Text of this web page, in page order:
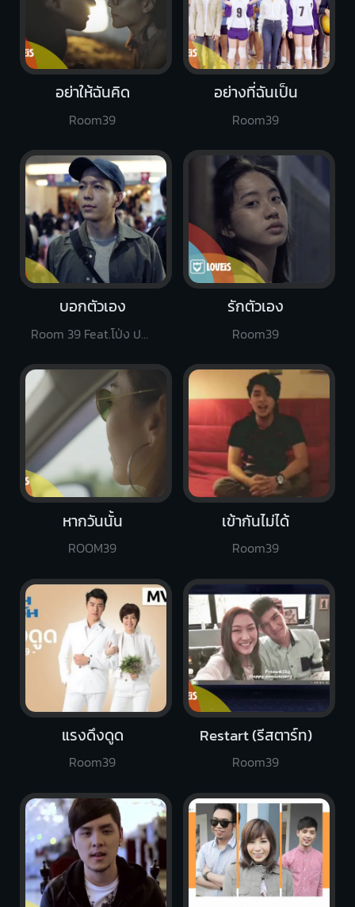
บอกตัวเอง
Room 39 Feat.โป่ง ปฐมพงศ์
อย่าให้ฉันคิด
Room39
รักตัวเอง
Room39
หากวันนั้น
ROOM39
Restart (รีสตาร์ท)
Room39
เข้ากันไม่ได้
Room39
แรงดึงดูด
Room39
อย่างที่ฉันเป็น
Room39